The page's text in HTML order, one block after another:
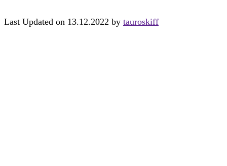
Last Updated on 13.12.2022 by tauroskiff